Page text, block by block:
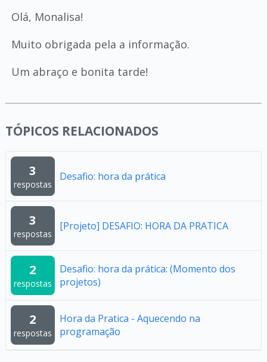
Olá, Monalisa!
Muito obrigada pela a informação.
Um abraço e bonita tarde!
TÓPICOS RELACIONADOS
3
respostas
Desafio: hora da prática
3
respostas
[Projeto] DESAFIO: HORA DA PRATICA
2
respostas
Desafio: hora da prática: (Momento dos
projetos)
2
respostas
Hora da Pratica - Aquecendo na
programação